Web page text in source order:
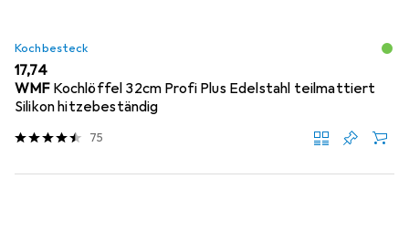
Kochbesteck
EUR
17,74
WMF Kochlöffel 32cm Profi Plus Edelstahl teilmattiert
Silikon hitzebeständig
75